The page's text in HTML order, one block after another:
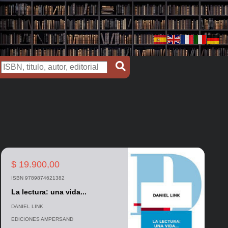
$ 19.900,00
ISBN 9789874621382
La lectura: una vida...
DANIEL LINK
EDICIONES AMPERSAND